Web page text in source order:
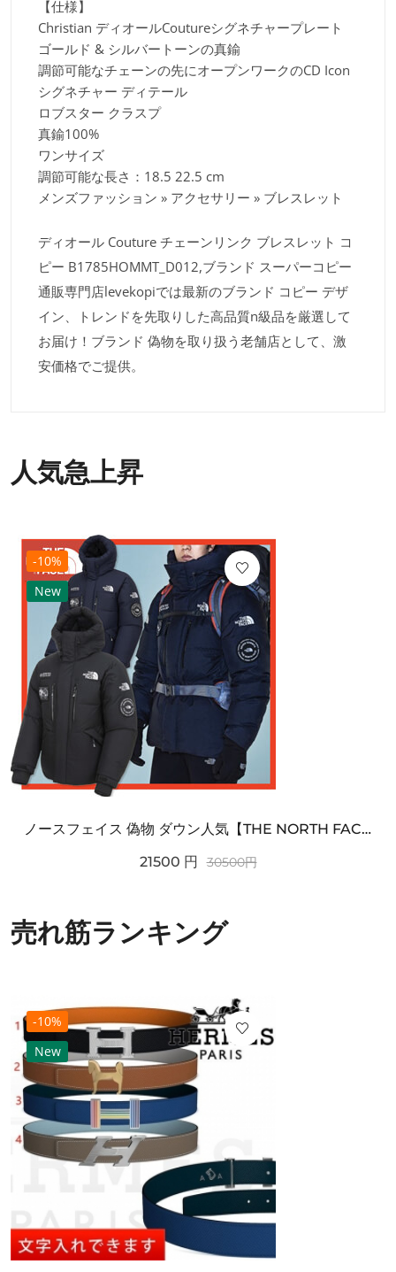
【仕様】
Christian ディオールCoutureシグネチャープレート
ゴールド & シルバートーンの真鍮
調節可能なチェーンの先にオープンワークのCD Icon
シグネチャー ディテール
ロブスター クラスプ
真鍮100%
ワンサイズ
調節可能な長さ：18.5 22.5 cm
メンズファッション » アクセサリー » ブレスレット
ディオール Couture チェーンリンク ブレスレット コ
ピー B1785HOMMT_D012,ブランド スーパーコピー
通販専門店levekopiでは最新のブランド コピー デザ
イン、トレンドを先取りした高品質n級品を厳選して
お届け！ブランド 偽物を取り扱う老舗店として、激
安価格でご提供。
人気急上昇
-10%
New
ノースフェイス 偽物 ダウン人気【THE NORTH FACE】M'S 7 SUMMIT HIM...
21500 円 30500円
売れ筋ランキング
-10%
New